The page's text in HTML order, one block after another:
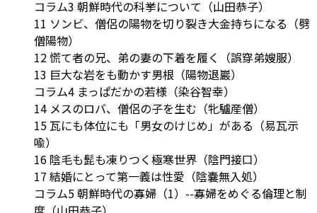
コラム3 朝鮮時代の科挙について（山田恭子）
11 ソンビ、僧侶の陽物を切り裂き大金持ちになる（劈
僧陽物）
12 慌て者の兄、弟の妻の下着を履く（誤穿弟嫂服）
13 巨大な岩をも動かす男根（陽物退巖）
コラム4 まっぱだかの若様（染谷智幸）
14 メスのロバ、僧侶の子を生む（牝驢産僧）
15 瓦にも体位にも「男女のけじめ」がある（易瓦示
喩）
16 陰毛も髭も凍りつく極寒世界（陰門接口）
17 結婚にとって第一義は性愛（陰嚢無入処）
コラム5 朝鮮時代の寡婦（1）--寡婦をめぐる倫理と制